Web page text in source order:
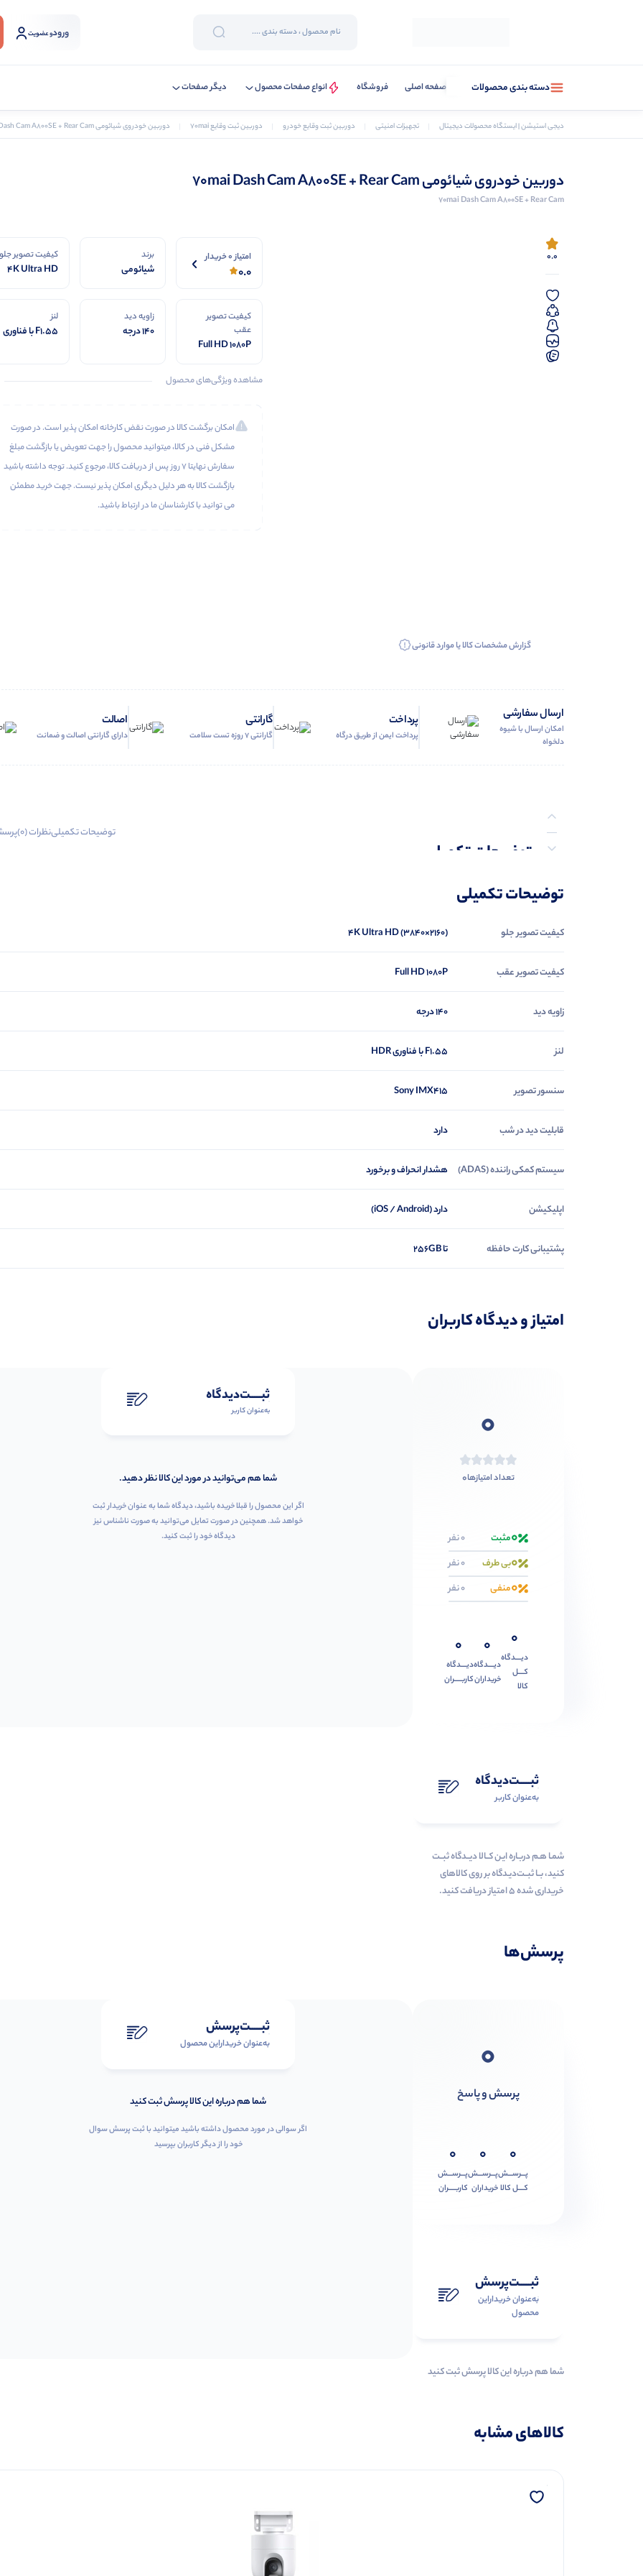
ورودو عضویت
دسته بندی محصولات صفحه اصلی فروشگاه انواع صفحات محصول دیگر صفحات
دیجی استیشن | ایستگاه محصولات دیجیتال تجهیزات امنیتی دوربین ثبت وقایع خودرو دوربین ثبت وقایع 70mai دوربین خودروی شیائومی 70mai Dash Cam A800SE + Rear Cam
دوربین خودروی شیائومی 70mai Dash Cam A800SE + Rear Cam
70mai Dash Cam A800SE + Rear Cam
0.0
گزارش مشخصات کالا یا موارد قانونی
امتیاز 0 خریدار
0.0
برند
شیائومی
کیفیت تصویر جلو
4K Ultra HD
کیفیت تصویر
عقب
Full HD 1080P
زاویه دید
140 درجه
لنز
F1.55 با فناوری
مشاهده ویژگی‌های محصول
امکان برگشت کالا در صورت نقض کارخانه امکان پذیر است. در صورت
مشکل فنی در کالا، میتوانید محصول را جهت تعویض یا بازگشت مبلغ
سفارش نهایتا 7 روز پس از دریافت کالا، مرجوع کنید. توجه داشته باشید
بازگشت کالا به هر دلیل دیگری امکان پذیر نیست. جهت خرید مطمئن
می توانید با کارشناسان ما در ارتباط باشید.
ارسال سفارشی
امکان ارسال با شیوه
دلخواه
پرداخت
پرداخت ایمن از طریق درگاه
گارانتی
گارانتی 7 روزه تست سلامت
اصالت
دارای گارانتی اصالت و ضمانت
توضیحات تکمیلی
نظرات (0)
پرسش‌ها
توضیحات تکمیلینظرات (0)
توضیحات تکمیلی
کیفیت تصویر جلو 4K Ultra HD (3840×2160)
کیفیت تصویر عقب Full HD 1080P
زاویه دید 140 درجه
لنز F1.55 با فناوری HDR
سنسور تصویر Sony IMX415
قابلیت دید در شب دارد
سیستم کمکی راننده (ADAS) هشدار انحراف و برخورد
اپلیکیشن دارد (iOS / Android)
پشتیبانی کارت حافظه تا 256GB
امتیاز و دیدگاه کاربران
0
تعداد امتیازها0
0مثبت 0 نفر
0بی طرف 0 نفر
0منفی 0 نفر
0
دیــــدگاه
کــــل
کالا
0
دیــــدگاه
خریداران
0
دیــــدگاه
کاربـــــران
ثبـــــت‌دیدگاه
به‌عنوان کاربر
شمـا هـم دربـاره ایـن کــالا دیــدگاه ثبــت
کنید، بــا ثبــت‌دیـدگاه بر روی کالاهای
خریداری شده ۵ امتیاز دریافت کنید.
ثبـــــت‌دیدگاه
به‌عنوان کاربر
شما هم می‌توانید در مورد این کالا نظر دهید.
اگر این محصول را قبلا خریده باشید، دیدگاه شما به عنوان خریدار ثبت
خواهد شد. همچنین در صورت تمایل می‌توانید به صورت ناشناس نیز
دیدگاه خود را ثبت کنید.
پرسش‌ها
0
پرسش و پاسخ
0
پـــرســـش
کــــل کالا
0
پـــرســـش
خریداران
0
پـــرســـش
کاربـــــران
ثبـــــت‌پرسش
به‌عنوان ‌خریدار‌این‌
محصول
شما هم درباره این کالا پرسش ثبت کنید
ثبـــــت‌پرسش
به‌عنوان ‌خریدار‌این‌ محصول
شما هم درباره این کالا پرسش ثبت کنید
اگر سوالی در مورد محصول داشته باشید میتوانید با ثبت پرسش سوال
خود را از دیگر کاربران بپرسید
کالاهای مشابه